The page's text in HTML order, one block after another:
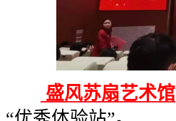
盛风苏扇艺术馆